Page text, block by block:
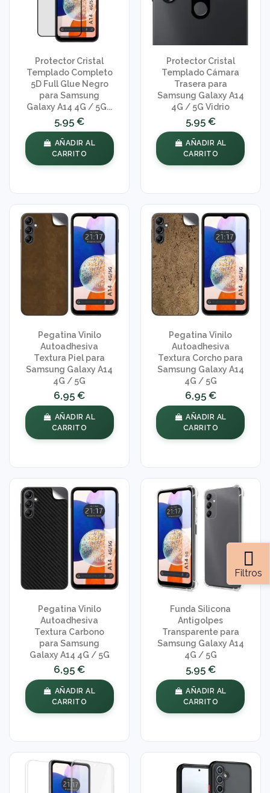
Filtros
Protector Cristal
Templado Completo
5D Full Glue Negro
para Samsung
Galaxy A14 4G / 5G...
5,95 €
AÑADIR AL
CARRITO
Protector Cristal
Templado Cámara
Trasera para
Samsung Galaxy A14
4G / 5G Vidrio
5,95 €
AÑADIR AL
CARRITO
Pegatina Vinilo
Autoadhesiva
Textura Piel para
Samsung Galaxy A14
4G / 5G
6,95 €
AÑADIR AL
CARRITO
Pegatina Vinilo
Autoadhesiva
Textura Corcho para
Samsung Galaxy A14
4G / 5G
6,95 €
AÑADIR AL
CARRITO
Pegatina Vinilo
Autoadhesiva
Textura Carbono
para Samsung
Galaxy A14 4G / 5G
6,95 €
AÑADIR AL
CARRITO
Funda Silicona
Antigolpes
Transparente para
Samsung Galaxy A14
4G / 5G
5,95 €
AÑADIR AL
CARRITO